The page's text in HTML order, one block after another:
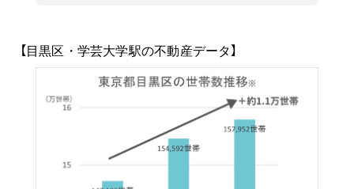
【目黒区・学芸大学駅の不動産データ】